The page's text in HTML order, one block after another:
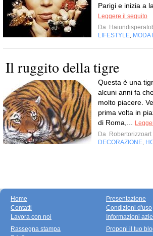
Parigi e inizia a
Leggere il seguito
Da
LIFESTYLE MODA
Il ruggito della tigre
Questa è una
alcuni anni fa
molto piacere.
prima volta in
di Roma,...
Da Robertorizzoart
DECORAZIONE
Home
Contatti
Lavora con noi
Presentazione
Condizioni d'uso
Informazioni
Rassegna stampa
Proponi il tuo